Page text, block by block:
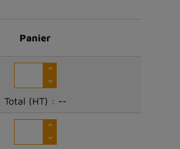
Panier
Total (HT) : --